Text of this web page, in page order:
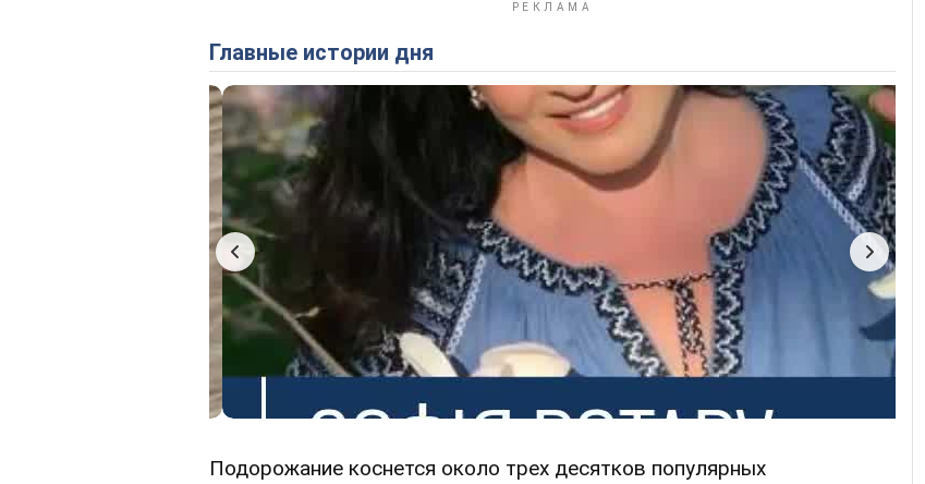
Главные истории дня
Подорожание коснется около трех десятков популярных